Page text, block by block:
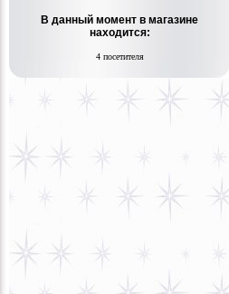
В данный момент в магазине
находится:
4 посетителя